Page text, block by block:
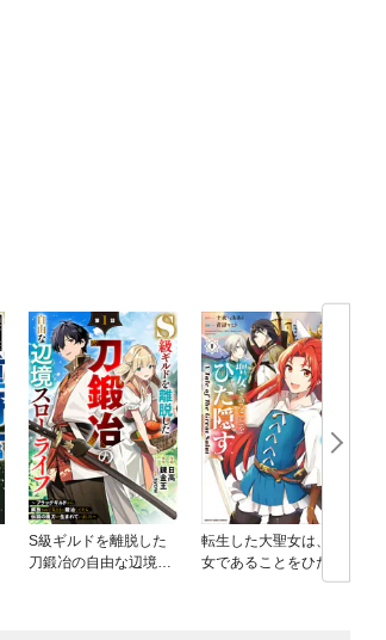
S級ギルドを離脱した
刀鍛冶の自由な辺境ス
転生した大聖女は、聖
女であることをひた隠
す A Tale of The Gre